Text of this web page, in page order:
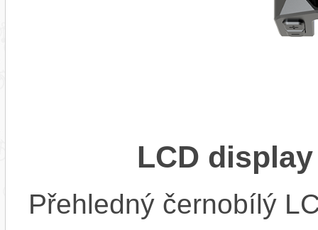
LCD
Přehledný černobílý